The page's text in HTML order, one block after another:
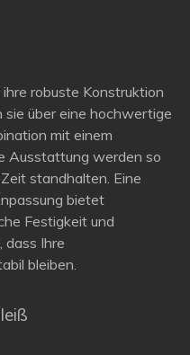
robuste Konstruktion
über eine hochwertige
mit einem
Ausstattung werden so
standhalten. Eine
bietet
Festigkeit und
dass Ihre
bleiben.